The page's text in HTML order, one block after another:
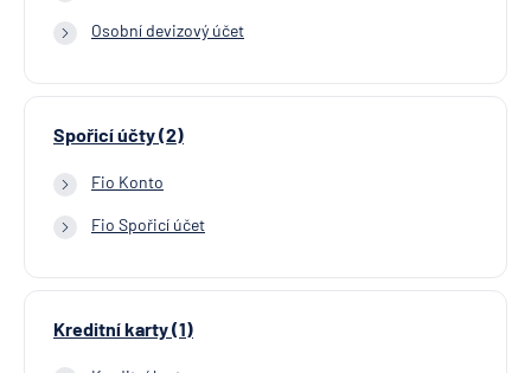
Osobní devizový účet
Spořicí účty (2)
Fio Konto
Fio Spořicí účet
Kreditní karty (1)